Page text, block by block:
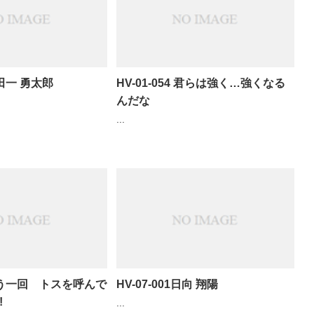
一 勇太郎
HV-01-054 君らは強く…強くなる
んだな
...
一回 トスを呼んで
HV-07-001日向 翔陽